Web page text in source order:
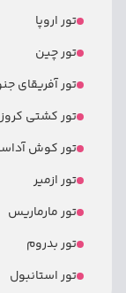
تور اروپا
تور چین
تور آفریقای
تور کشتی کروز
تور کوش
تور ازمیر
تور مارماریس
تور بدروم
تور استانبول